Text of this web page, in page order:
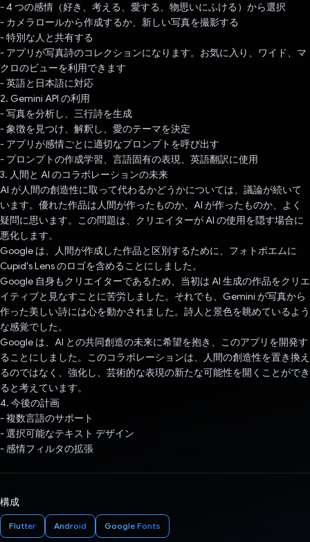
- 4 つの感情（好き、考える、愛する、物思いにふける）から選択
- カメラロールから作成するか、新しい写真を撮影する
- 特別な人と共有する
- アプリが写真詩のコレクションになります。お気に入り、ワイド、マ
クロのビューを利用できます
- 英語と日本語に対応
2. Gemini API の利用
- 写真を分析し、三行詩を生成
- 象徴を見つけ、解釈し、愛のテーマを決定
- アプリが感情ごとに適切なプロンプトを呼び出す
- プロンプトの作成学習、言語固有の表現、英語翻訳に使用
3. 人間と AI のコラボレーションの未来
AI が人間の創造性に取って代わるかどうかについては、議論が続いて
います。優れた作品は人間が作ったものか、AI が作ったものか、よく
疑問に思います。この問題は、クリエイターが AI の使用を隠す場合に
悪化します。
Google は、人間が作成した作品と区別するために、フォトポエムに
Cupid's Lens のロゴを含めることにしました。
Google 自身もクリエイターであるため、当初は AI 生成の作品をクリエ
イティブと見なすことに苦労しました。それでも、Gemini が写真から
作った美しい詩には心を動かされました。詩人と景色を眺めているよう
な感覚でした。
Google は、AI との共同創造の未来に希望を抱き、このアプリを開発す
ることにしました。このコラボレーションは、人間の創造性を置き換え
るのではなく、強化し、芸術的な表現の新たな可能性を開くことができ
ると考えています。
4. 今後の計画
- 複数言語のサポート
- 選択可能なテキスト デザイン
- 感情フィルタの拡張
構成
Flutter Android Google Fonts